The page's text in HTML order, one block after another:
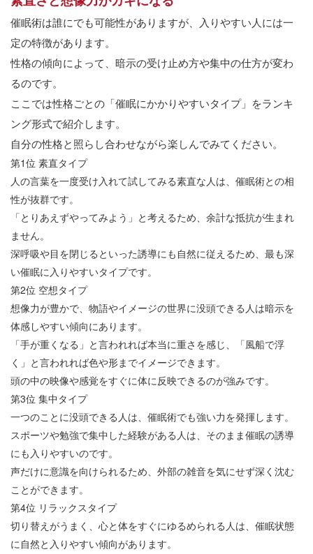
催眠術は誰にでも可能性がありますが、入りやすい人には一
定の特徴があります。
性格の傾向によって、暗示の受け止め方や集中の仕方が変わ
るのです。
ここでは性格ごとの「催眠にかかりやすいタイプ」をランキ
ング形式で紹介します。
自分の性格と照らし合わせながら楽しんでみてください。
第1位 素直タイプ
人の言葉を一度受け入れて試してみる素直な人は、催眠術との相
性が抜群です。
「とりあえずやってみよう」と考えるため、余計な抵抗が生まれ
ません。
深呼吸や目を閉じるといった誘導にも自然に従えるため、最も深
い催眠に入りやすいタイプです。
第2位 空想タイプ
想像力が豊かで、物語やイメージの世界に没頭できる人は暗示を
体感しやすい傾向にあります。
「手が重くなる」と言われれば本当に重さを感じ、「風船で浮
く」と言われれば色や形までイメージできます。
頭の中の映像や感覚をすぐに体に反映できるのが強みです。
第3位 集中タイプ
一つのことに没頭できる人は、催眠術でも強い力を発揮します。
スポーツや勉強で集中した経験がある人は、そのまま催眠の誘導
にも入りやすいのです。
声だけに意識を向けられるため、外部の雑音を気にせず深く沈む
ことができます。
第4位 リラックスタイプ
切り替えがうまく、心と体をすぐにゆるめられる人は、催眠状態
に自然と入りやすい傾向があります。